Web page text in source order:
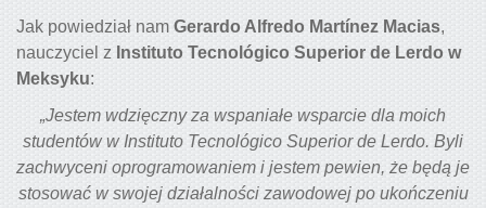
Jak powiedział nam Gerardo Alfredo Martínez Macias,
nauczyciel z Instituto Tecnológico Superior de Lerdo w
Meksyku:
„Jestem wdzięczny za wspaniałe wsparcie dla moich
studentów w Instituto Tecnológico Superior de Lerdo. Byli
zachwyceni oprogramowaniem i jestem pewien, że będą je
stosować w swojej działalności zawodowej po ukończeniu